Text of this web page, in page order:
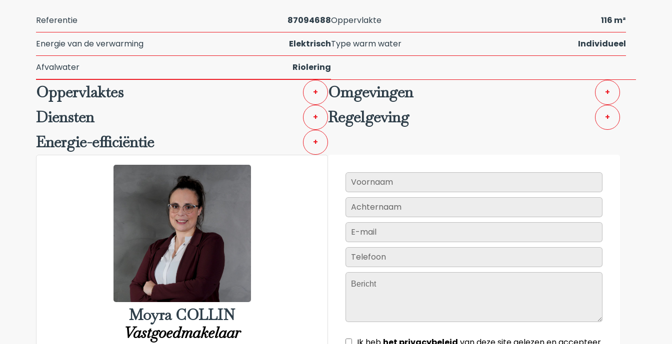
Referentie 87094688Oppervlakte 116 m²
Energie van de verwarming ElektrischType warm water Individueel
Afvalwater Riolering
Oppervlaktes + Omgevingen +
Diensten + Regelgeving +
Energie-efficiëntie +
Moyra COLLIN
Vastgoedmakelaar